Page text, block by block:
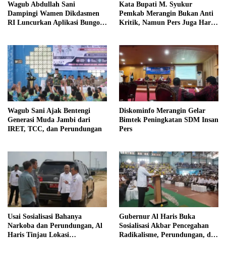
Wagub Abdullah Sani
Dampingi Wamen Dikdasmen
RI Luncurkan Aplikasi Bungo
Kata Bupati M. Syukur
Pemkab Merangin Bukan Anti
Kritik, Namun Pers Juga Harus
Wagub Sani Ajak Bentengi
Generasi Muda Jambi dari
IRET, TCC, dan Perundungan
Diskominfo Merangin Gelar
Bimtek Peningkatan SDM Insan
Pers
Usai Sosialisasi Bahanya
Narkoba dan Perundungan, Al
Haris Tinjau Lokasi
Gubernur Al Haris Buka
Sosialisasi Akbar Pencegahan
Radikalisme, Perundungan, dan